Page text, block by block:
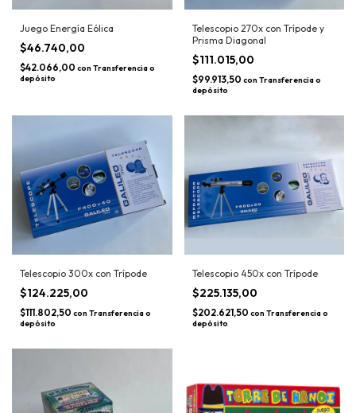
Juego Energía Eólica
$46.740,00
$42.066,00 con Transferencia o
depósito
Telescopio 270x con Trípode y
Prisma Diagonal
$111.015,00
$99.913,50 con Transferencia o
depósito
Telescopio 300x con Trípode
$124.225,00
$111.802,50 con Transferencia o
depósito
Telescopio 450x con Trípode
$225.135,00
$202.621,50 con Transferencia o
depósito